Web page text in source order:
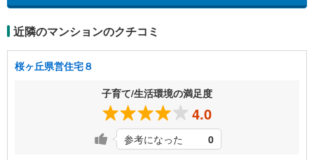
近隣のマンションのクチコミ
桜ヶ丘県営住宅８
子育て/生活環境の満足度
4.0
参考になった 0